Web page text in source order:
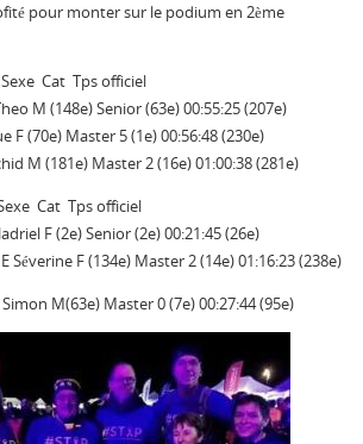
pour monter sur le podium en 2ème
Cat Tps officiel
M (148e) Senior (63e) 00:55:25 (207e)
F (70e) Master 5 (1e) 00:56:48 (230e)
M (181e) Master 2 (16e) 01:00:38 (281e)
Cat Tps officiel
F (2e) Senior (2e) 00:21:45 (26e)
Séverine F (134e) Master 2 (14e) 01:16:23 (238e)
Simon M(63e) Master 0 (7e) 00:27:44 (95e)